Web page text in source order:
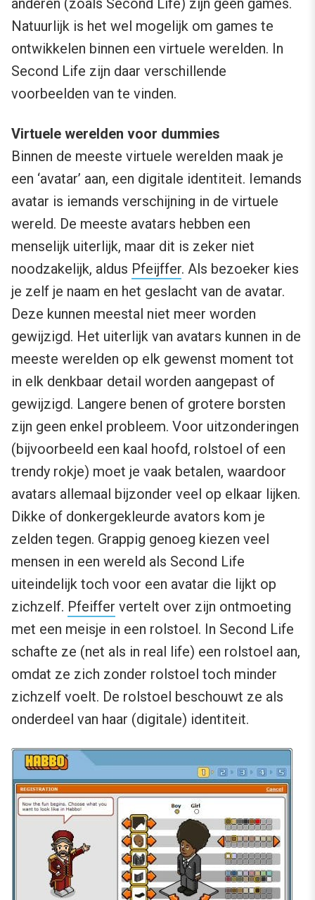
anderen (zoals Second Life) zijn geen games.
Natuurlijk is het wel mogelijk om games te
ontwikkelen binnen een virtuele werelden. In
Second Life zijn daar verschillende
voorbeelden van te vinden.
Virtuele werelden voor dummies
Binnen de meeste virtuele werelden maak je
een ‘avatar’ aan, een digitale identiteit. Iemands
avatar is iemands verschijning in de virtuele
wereld. De meeste avatars hebben een
menselijk uiterlijk, maar dit is zeker niet
noodzakelijk, aldus Pfeijffer. Als bezoeker kies
je zelf je naam en het geslacht van de avatar.
Deze kunnen meestal niet meer worden
gewijzigd. Het uiterlijk van avatars kunnen in de
meeste werelden op elk gewenst moment tot
in elk denkbaar detail worden aangepast of
gewijzigd. Langere benen of grotere borsten
zijn geen enkel probleem. Voor uitzonderingen
(bijvoorbeeld een kaal hoofd, rolstoel of een
trendy rokje) moet je vaak betalen, waardoor
avatars allemaal bijzonder veel op elkaar lijken.
Dikke of donkergekleurde avators kom je
zelden tegen. Grappig genoeg kiezen veel
mensen in een wereld als Second Life
uiteindelijk toch voor een avatar die lijkt op
zichzelf. Pfeiffer vertelt over zijn ontmoeting
met een meisje in een rolstoel. In Second Life
schafte ze (net als in real life) een rolstoel aan,
omdat ze zich zonder rolstoel toch minder
zichzelf voelt. De rolstoel beschouwt ze als
onderdeel van haar (digitale) identiteit.